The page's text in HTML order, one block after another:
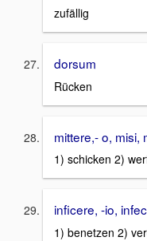
zufällig
dorsum
Rücken
mittere,- o, misi,
1) schicken 2)
inficere, -io,
1) benetzen 2)